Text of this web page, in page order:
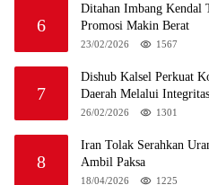
6
Ditahan Imbang Kendal
Promosi Makin Berat
23/02/2026 1567
7
Dishub Kalsel Perkuat
Daerah Melalui Integritas
26/02/2026 1301
8
Iran Tolak Serahkan
Ambil Paksa
18/04/2026 1225